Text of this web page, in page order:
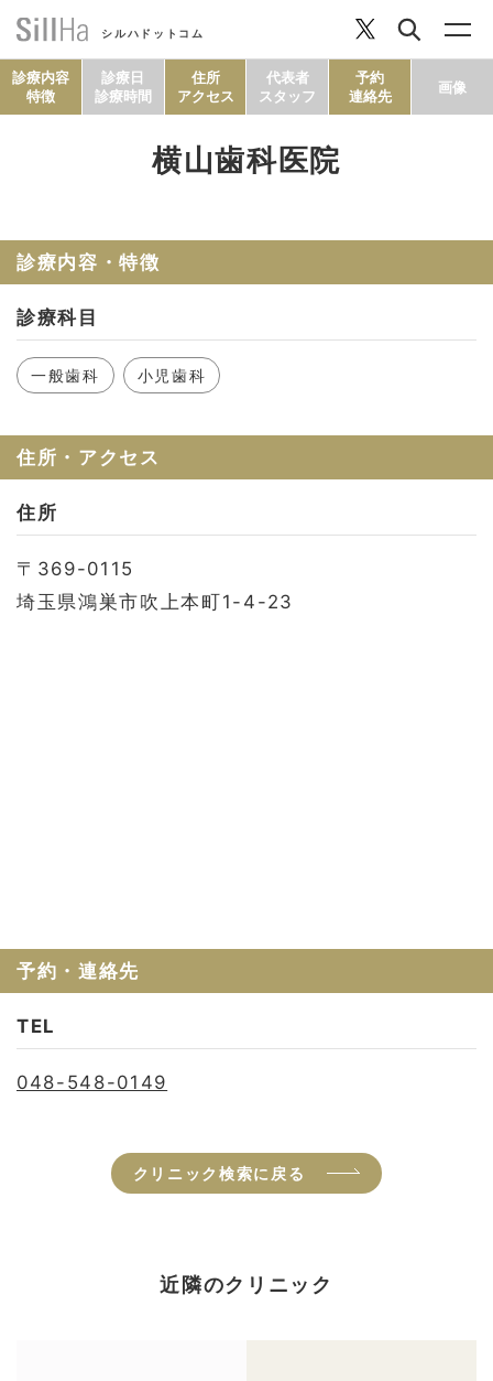
シルハドットコム
セルフチェック
診療内容
特徴
診療日
診療時間
住所
アクセス
代表者
スタッフ
予約
連絡先
画像
横山歯科医院
診療内容・特徴
診療科目
一般歯科 小児歯科
住所・アクセス
住所
〒369-0115
埼玉県鴻巣市吹上本町1-4-23
予約・連絡先
TEL
048-548-0149
クリニック検索に戻る
近隣のクリニック